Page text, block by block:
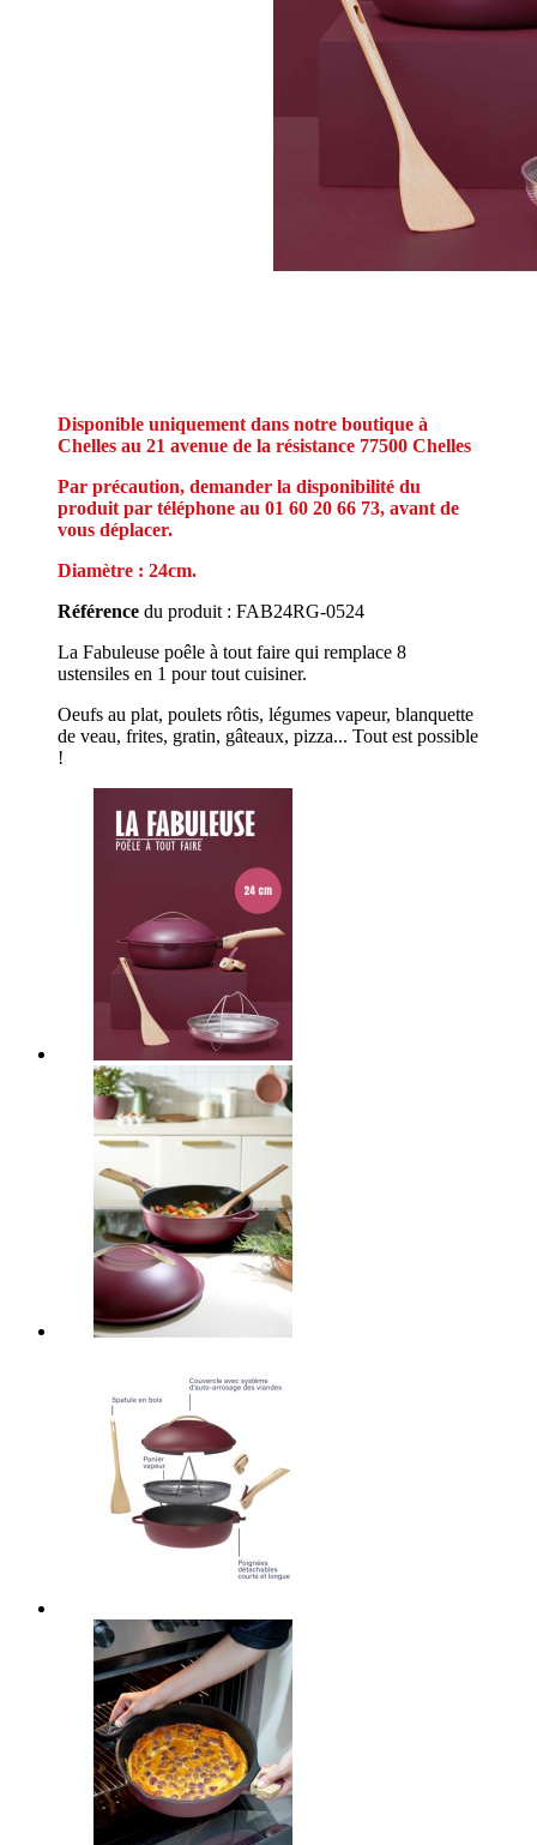
Disponible uniquement dans notre boutique à
Chelles au 21 avenue de la résistance 77500 Chelles
Par précaution, demander la disponibilité du
produit par téléphone au 01 60 20 66 73, avant de
vous déplacer.
Diamètre : 24cm.
Référence du produit : FAB24RG-0524
La Fabuleuse poêle à tout faire qui remplace 8
ustensiles en 1 pour tout cuisiner.
Oeufs au plat, poulets rôtis, légumes vapeur, blanquette
de veau, frites, gratin, gâteaux, pizza... Tout est possible
!